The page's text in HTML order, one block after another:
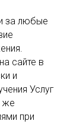
за любые
сайте в
и
Услуг
же
при